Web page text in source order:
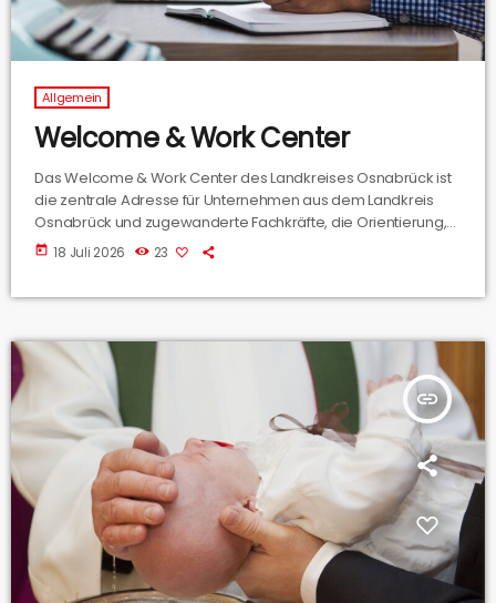
Allgemein
Welcome & Work Center
Das Welcome & Work Center des Landkreises Osnabrück ist
die zentrale Adresse für Unternehmen aus dem Landkreis
Osnabrück und zugewanderte Fachkräfte, die Orientierung,
Beratung und Unterstützung suchen.
today 18 Juli 2026 23
insert_link